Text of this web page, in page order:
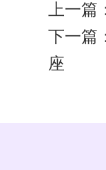
上一篇
下一篇
座